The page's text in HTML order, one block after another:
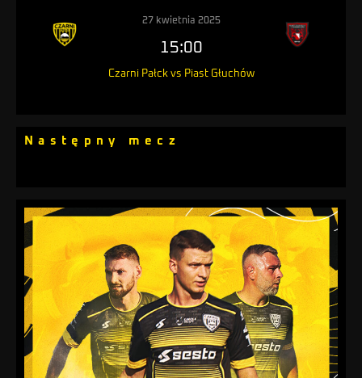
27 kwietnia 2025
15:00
Czarni Pałck vs Piast Głuchów
Następny mecz